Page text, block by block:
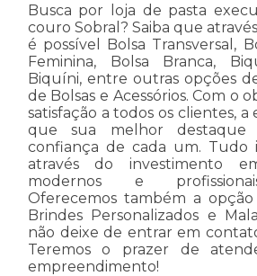
Busca por loja de pasta
couro Sobral? Saiba que
é possível Bolsa Transversal,
Feminina, Bolsa Branca,
Biquíni, entre outras opções
de Bolsas e Acessórios. Com o
satisfação a todos os clientes,
que sua melhor
confiança de cada um. Tudo
através do investimento
modernos e
Oferecemos também a
Brindes Personalizados e
não deixe de entrar em
Teremos o prazer de
empreendimento!